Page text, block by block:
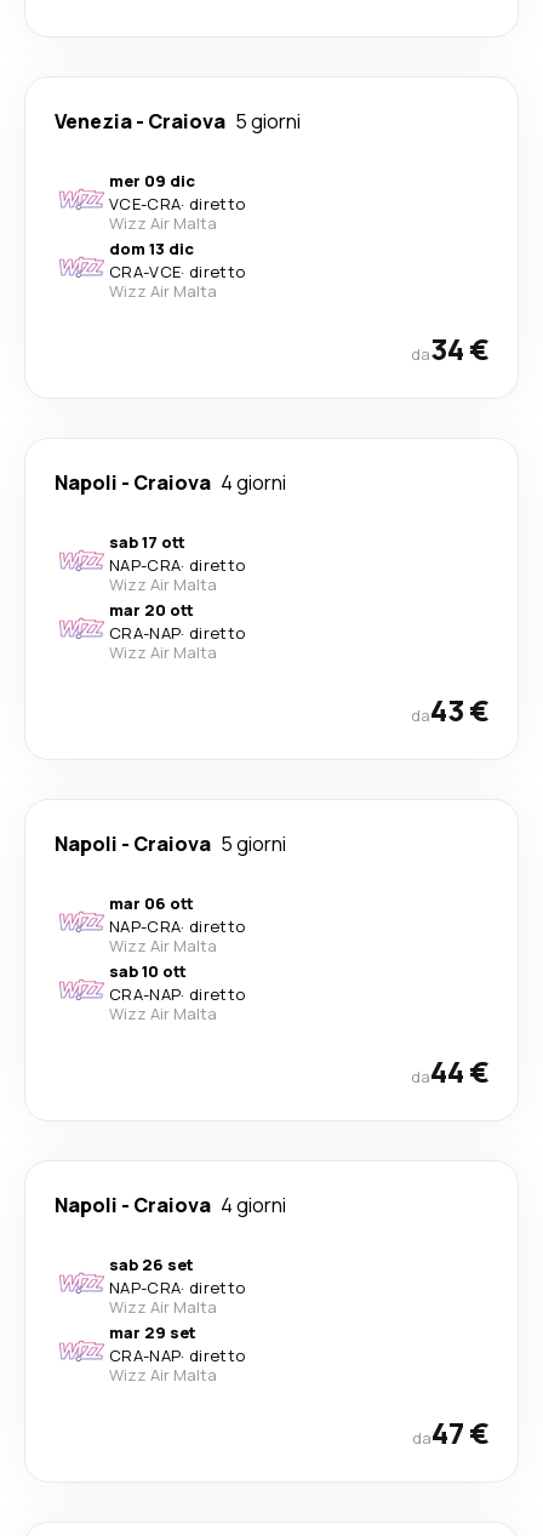
Venezia- Craiova 5 giorni
mer 09 dic
VCE-CRA· diretto
Wizz Air Malta
dom 13 dic
CRA-VCE· diretto
Wizz Air Malta
da34 €
Napoli - Craiova 4 giorni
sab 17 ott
NAP-CRA· diretto
Wizz Air Malta
mar 20 ott
CRA-NAP· diretto
Wizz Air Malta
da43 €
Napoli - Craiova 5 giorni
mar 06 ott
NAP-CRA· diretto
Wizz Air Malta
sab 10 ott
CRA-NAP· diretto
Wizz Air Malta
da44 €
Napoli - Craiova 4 giorni
sab 26 set
NAP-CRA· diretto
Wizz Air Malta
mar 29 set
CRA-NAP· diretto
Wizz Air Malta
da47 €